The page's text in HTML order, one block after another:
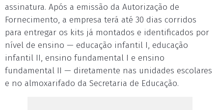
assinatura. Após a emissão da Autorização de
Fornecimento, a empresa terá até 30 dias corridos
para entregar os kits já montados e identificados por
nível de ensino — educação infantil I, educação
infantil II, ensino fundamental I e ensino
fundamental II — diretamente nas unidades escolares
e no almoxarifado da Secretaria de Educação.